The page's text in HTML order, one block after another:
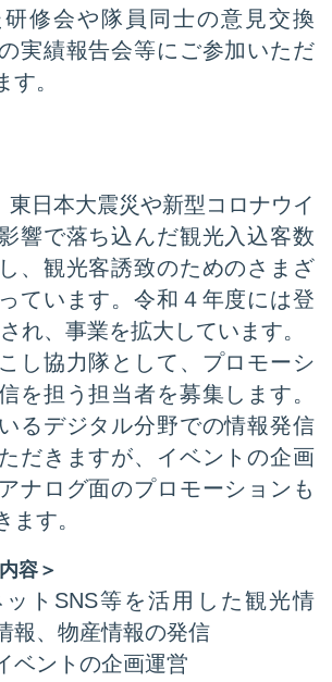
修会や隊員同士の意見交換
実績報告会等にご参加いただ
す。
東日本大震災や新型コロナウイ
響で落ち込んだ観光入込客数
、観光客誘致のためのさまざ
ています。令和４年度には登
れ、事業を拡大しています。
し協力隊として、プロモーシ
を担う担当者を募集します。
るデジタル分野での情報発信
だきますが、イベントの企画
ナログ面のプロモーションも
ます。
容＞
ットSNS等を活用した観光情
報、物産情報の発信
ベントの企画運営